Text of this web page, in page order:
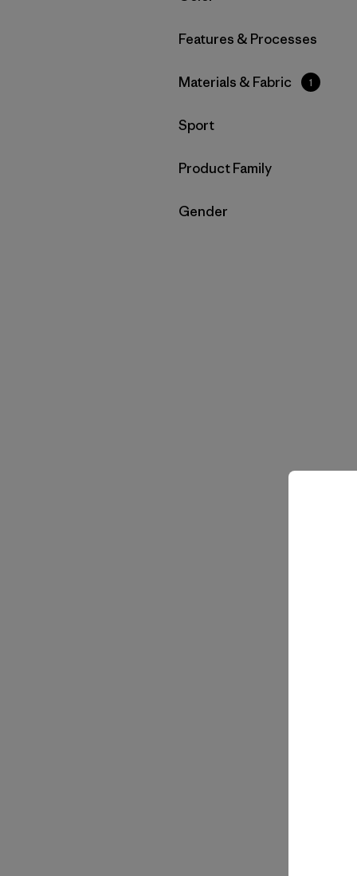
Filtrar por
Features & Processes
Filtrar por
Materials & Fabric 1
Filtrar por
Sport
Filtrar por
Product Family
Filtrar por
Gender